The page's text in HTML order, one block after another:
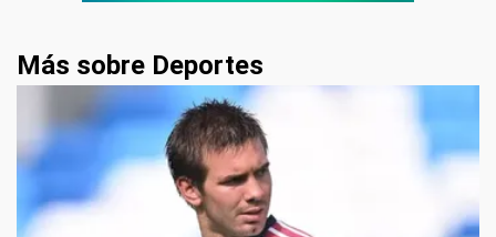
Más sobre Deportes